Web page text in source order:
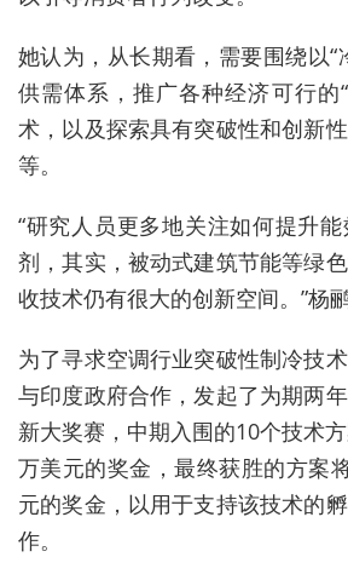
她认为，从长期看，需要围绕以“
供需体系，推广各种经济可行的
术，以及探索具有突破性和创新
等。
“研究人员更多地关注如何提升
剂，其实，被动式建筑节能等绿
收技术仍有很大的创新空间。”杨鹂
为了寻求空调行业突破性制冷技
与印度政府合作，发起了为期两
新大奖赛，中期入围的10个技术
万美元的奖金，最终获胜的方案
元的奖金，以用于支持该技术的
作。